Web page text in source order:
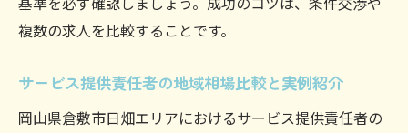
各種手当がサービス提供責任者総収入に及
サービス提供責任者が受けられる手当の特
徴
複数の求人を比較することです。
サービス提供責任者の地域相場比較と実例紹介
岡山県倉敷市日畑エリアにおけるサービス提供責任者の